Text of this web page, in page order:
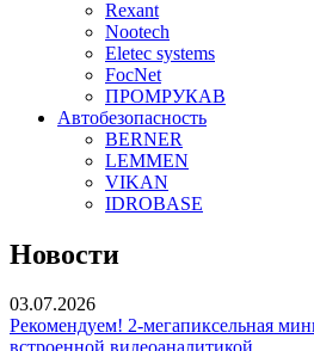
Rexant
Nootech
Eletec systems
FocNet
ПРОМРУКАВ
Автобезопасность
BERNER
LEMMEN
VIKAN
IDROBASE
Новости
03.07.2026
Рекомендуем! 2-мегапиксельная